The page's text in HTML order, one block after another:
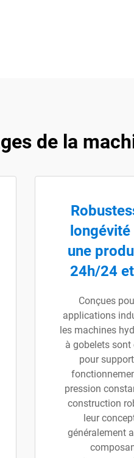
de la
une
24h/24
Conçues
applications
les machines
à gobelets sont
pour
pression
construction
leur
généralement